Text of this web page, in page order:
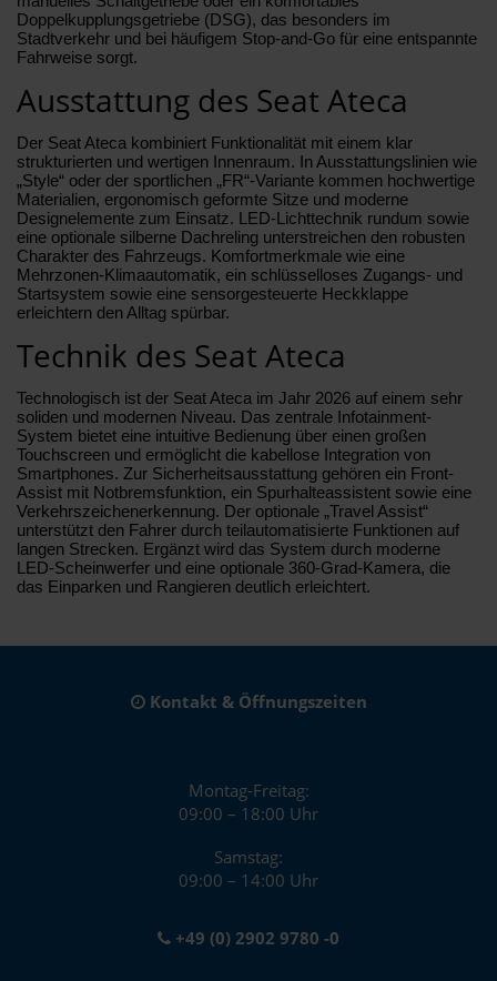
Doppelkupplungsgetriebe (DSG), das besonders im
Stadtverkehr und bei häufigem Stop-and-Go für eine entspannte
Fahrweise sorgt.
Ausstattung des Seat Ateca
Der Seat Ateca kombiniert Funktionalität mit einem klar
strukturierten und wertigen Innenraum. In Ausstattungslinien wie
„Style“ oder der sportlichen „FR“-Variante kommen hochwertige
Materialien, ergonomisch geformte Sitze und moderne
Designelemente zum Einsatz. LED-Lichttechnik rundum sowie
eine optionale silberne Dachreling unterstreichen den robusten
Charakter des Fahrzeugs. Komfortmerkmale wie eine
Mehrzonen-Klimaautomatik, ein schlüsselloses Zugangs- und
Startsystem sowie eine sensorgesteuerte Heckklappe
erleichtern den Alltag spürbar.
Technik des Seat Ateca
Technologisch ist der Seat Ateca im Jahr 2026 auf einem sehr
soliden und modernen Niveau. Das zentrale Infotainment-
System bietet eine intuitive Bedienung über einen großen
Touchscreen und ermöglicht die kabellose Integration von
Smartphones. Zur Sicherheitsausstattung gehören ein Front-
Assist mit Notbremsfunktion, ein Spurhalteassistent sowie eine
Verkehrszeichenerkennung. Der optionale „Travel Assist“
unterstützt den Fahrer durch teilautomatisierte Funktionen auf
langen Strecken. Ergänzt wird das System durch moderne
LED-Scheinwerfer und eine optionale 360-Grad-Kamera, die
das Einparken und Rangieren deutlich erleichtert.
Kontakt & Öffnungszeiten
Montag-Freitag:
09:00 – 18:00 Uhr
Samstag:
09:00 – 14:00 Uhr
+49 (0) 2902 9780 -0